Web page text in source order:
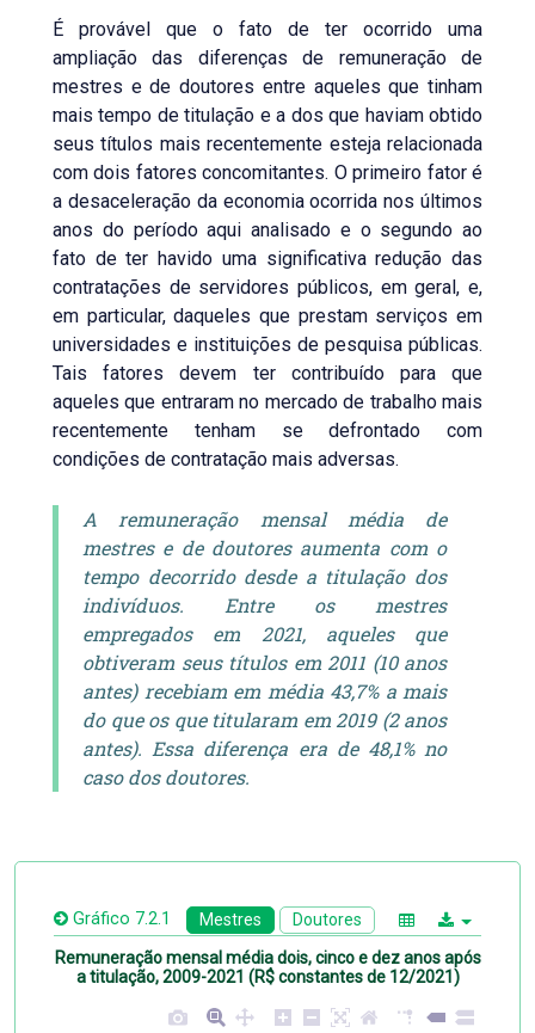
É provável que o fato de ter ocorrido uma
ampliação das diferenças de remuneração de
mestres e de doutores entre aqueles que tinham
mais tempo de titulação e a dos que haviam obtido
seus títulos mais recentemente esteja relacionada
com dois fatores concomitantes. O primeiro fator é
a desaceleração da economia ocorrida nos últimos
anos do período aqui analisado e o segundo ao
fato de ter havido uma significativa redução das
contratações de servidores públicos, em geral, e,
em particular, daqueles que prestam serviços em
universidades e instituições de pesquisa públicas.
Tais fatores devem ter contribuído para que
aqueles que entraram no mercado de trabalho mais
recentemente tenham se defrontado com
condições de contratação mais adversas.
A remuneração mensal média de
mestres e de doutores aumenta com o
tempo decorrido desde a titulação dos
indivíduos. Entre os mestres
empregados em 2021, aqueles que
obtiveram seus títulos em 2011 (10 anos
antes) recebiam em média 43,7% a mais
do que os que titularam em 2019 (2 anos
antes). Essa diferença era de 48,1% no
caso dos doutores.
Gráfico 7.2.1 Mestres Doutores
Remuneração mensal média dois, cinco e dez anos após
a titulação, 2009-2021 (R$ constantes de 12/2021)